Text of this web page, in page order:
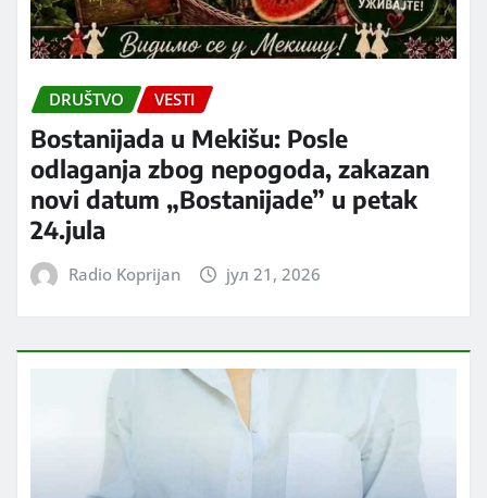
DRUŠTVO VESTI
Bostanijada u Mekišu: Posle
odlaganja zbog nepogoda, zakazan
novi datum „Bostanijade” u petak
24.jula
Radio Koprijan јул 21, 2026